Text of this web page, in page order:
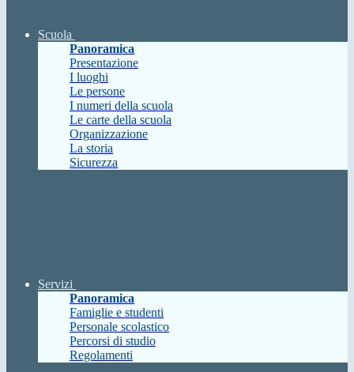
Scuola
Panoramica
Presentazione
I luoghi
Le persone
I numeri della scuola
Le carte della scuola
Organizzazione
La storia
Sicurezza
Servizi
Panoramica
Famiglie e studenti
Personale scolastico
Percorsi di studio
Regolamenti